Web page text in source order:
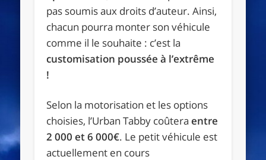
pas soumis aux droits d’auteur. Ainsi,
chacun pourra monter son véhicule
comme il le souhaite : c’est la
customisation poussée à l’extrême
!
Selon la motorisation et les options
choisies, l’Urban Tabby coûteraentre
2 000 et 6 000€. Le petit véhicule est
actuellement en cours